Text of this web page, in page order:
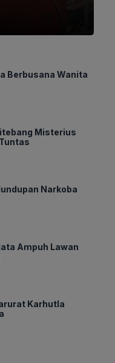
Berbusana Wanita
Misterius
Narkoba
Ampuh Lawan
Karhutla